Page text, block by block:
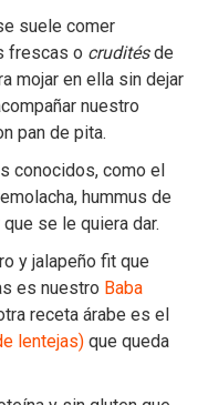
suele comer
frescas o cruditésde
mojar en ella sin dejar
nuestro
pan de pita.
conocidos, como el
hummus de
se le quiera dar.
y jalapeño fit que
es nuestro Baba
receta árabe es el
lentejas) que queda